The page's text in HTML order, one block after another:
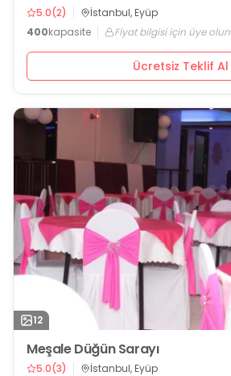
5.0(2)
İstanbul, Eyüp
400kapasite Fiyat bilgisi için üye olun
Ücretsiz Teklif Al
12
Meşale Düğün Sarayı
5.0(3)
İstanbul, Eyüp